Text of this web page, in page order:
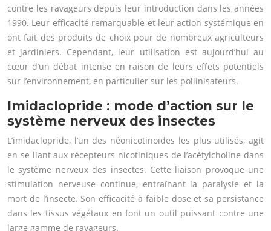
contre les ravageurs depuis leur introduction dans les années
1990. Leur efficacité remarquable et leur action systémique en
ont fait des produits de choix pour de nombreux agriculteurs
et jardiniers. Cependant, leur utilisation est aujourd’hui au
cœur d’un débat intense en raison de leurs effets potentiels
sur l’environnement, en particulier sur les pollinisateurs.
Imidaclopride : mode d’action sur le
système nerveux des insectes
L’imidaclopride, l’un des néonicotinoïdes les plus utilisés, agit
en se liant aux récepteurs nicotiniques de l’acétylcholine dans
le système nerveux des insectes. Cette liaison provoque une
stimulation nerveuse continue, entraînant la paralysie et la
mort de l’insecte. Son efficacité à faible dose et sa persistance
dans les tissus végétaux en font un outil puissant contre une
large gamme de ravageurs.